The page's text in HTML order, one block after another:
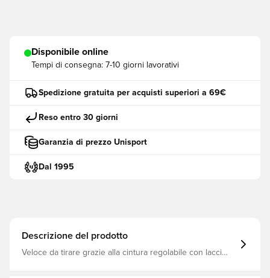
Disponibile online
Tempi di consegna: 7-10 giorni lavorativi
Spedizione gratuita per acquisti superiori a 69€
Reso entro 30 giorni
Garanzia di prezzo Unisport
Dal 1995
Descrizione del prodotto
Veloce da tirare grazie alla cintura regolabile con lacci